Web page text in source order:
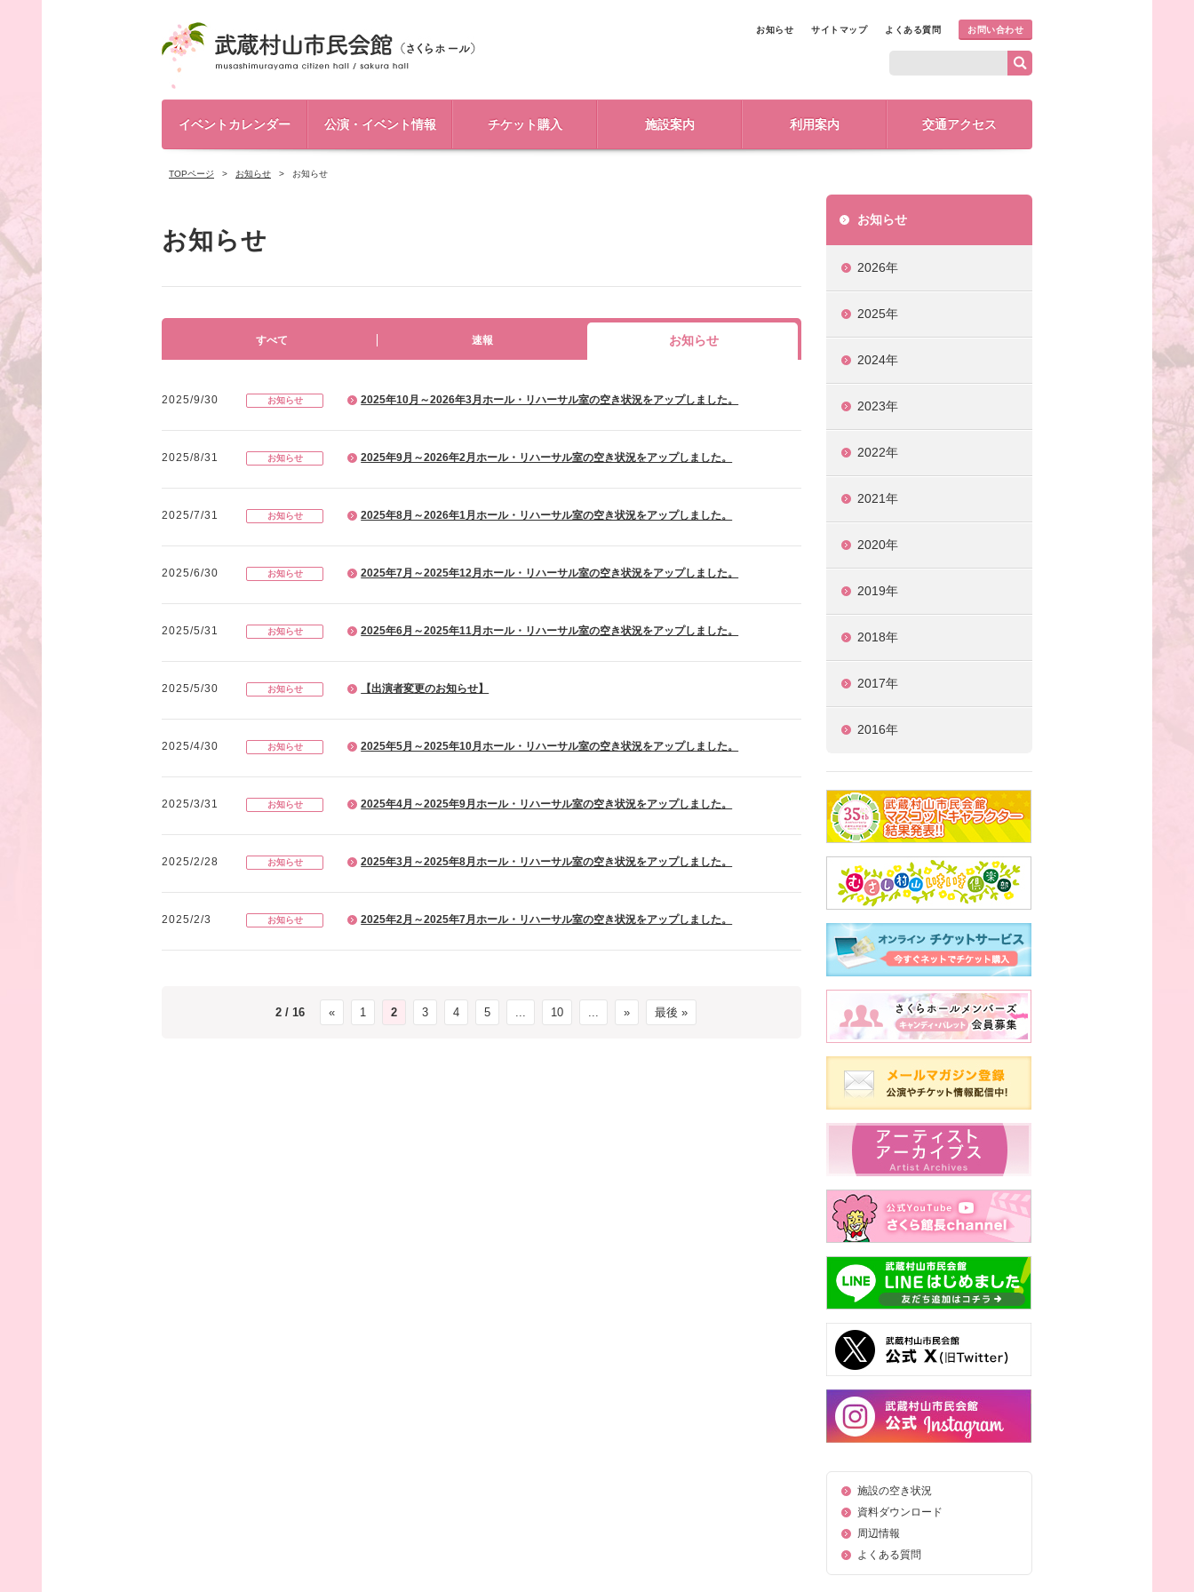
お知らせ サイトマップ よくある質問 お問い合わせ
イベントカレンダー 公演・イベント情報 チケット購入 施設案内 利用案内 交通アクセス
TOPページ お知らせ お知らせ
お知らせ
すべて 速報 お知らせ
2025/9/30 お知らせ 2025年10月～2026年3月ホール・リハーサル室の空き状況をアップしました。
2025/8/31 お知らせ 2025年9月～2026年2月ホール・リハーサル室の空き状況をアップしました。
2025/7/31 お知らせ 2025年8月～2026年1月ホール・リハーサル室の空き状況をアップしました。
2025/6/30 お知らせ 2025年7月～2025年12月ホール・リハーサル室の空き状況をアップしました。
2025/5/31 お知らせ 2025年6月～2025年11月ホール・リハーサル室の空き状況をアップしました。
2025/5/30 お知らせ 【出演者変更のお知らせ】
2025/4/30 お知らせ 2025年5月～2025年10月ホール・リハーサル室の空き状況をアップしました。
2025/3/31 お知らせ 2025年4月～2025年9月ホール・リハーサル室の空き状況をアップしました。
2025/2/28 お知らせ 2025年3月～2025年8月ホール・リハーサル室の空き状況をアップしました。
2025/2/3 お知らせ 2025年2月～2025年7月ホール・リハーサル室の空き状況をアップしました。
2 / 16 « 1 2 3 4 5 ... 10 ... » 最後 »
お知らせ
2026年
2025年
2024年
2023年
2022年
2021年
2020年
2019年
2018年
2017年
2016年
施設の空き状況
資料ダウンロード
周辺情報
よくある質問